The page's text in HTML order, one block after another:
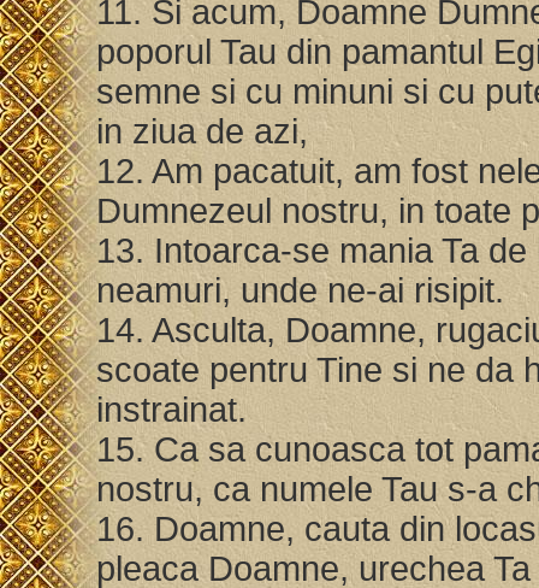
11. Si acum, Doamne
poporul Tau din pamantul
semne si cu minuni si cu
in ziua de azi,
12. Am pacatuit, am fost
Dumnezeul nostru, in toate
13. Intoarca-se mania Ta
neamuri, unde ne-ai risipit.
14. Asculta, Doamne,
scoate pentru Tine si ne da
instrainat.
15. Ca sa cunoasca tot
nostru, ca numele Tau s-a
16. Doamne, cauta din
pleaca Doamne, urechea